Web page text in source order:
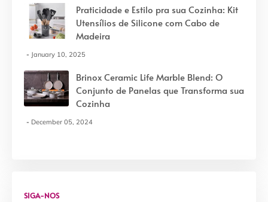
Praticidade e Estilo pra sua Cozinha: Kit
Utensílios de Silicone com Cabo de
Madeira
January 10, 2025
Brinox Ceramic Life Marble Blend: O
Conjunto de Panelas que Transforma sua
Cozinha
December 05, 2024
SIGA-NOS